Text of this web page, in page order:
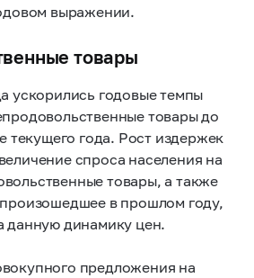
выражении.
товары
ускорились годовые темпы
товары до
текущего года. Рост издержек
спроса населения на
товары, а также
в прошлом году,
данную динамику цен.
предложения на